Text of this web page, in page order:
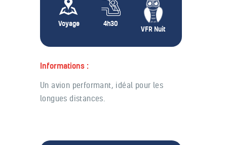
Voyage 4h30
VFR Nuit
Informations :
Un avion performant, idéal pour les
longues distances.